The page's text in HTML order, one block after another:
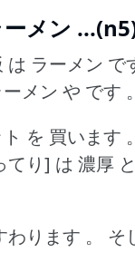
ーメン
ラーメン で
メン や です 。
を 買います 。
てり] は 濃厚
ります 。
そ